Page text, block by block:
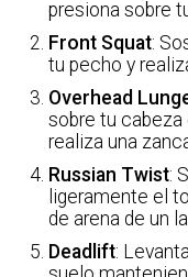
presiona sobre
Front Squat:
tu pecho y
Overhead
sobre tu
realiza una
Russian Twist:
ligeramente el
de arena de un
Deadlift: